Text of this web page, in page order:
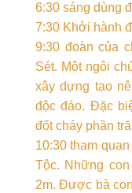
6:30 sáng dùng
7:30 Khởi hành
9:30 đoàn của
Sét. Một ngôi
xây dựng tạo
độc đáo. Đặc
đốt cháy phần
10:30 tham
Tộc. Những
2m. Được bà